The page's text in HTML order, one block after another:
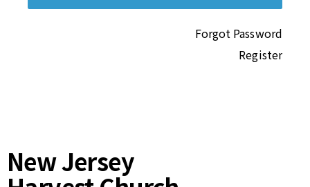
Forgot Password
Register
New Jersey